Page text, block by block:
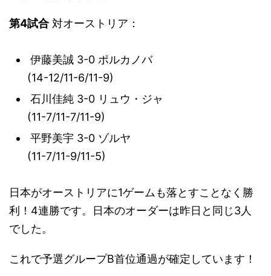
第4試合 対オーストリア：
伊藤美誠 3-0 ポルカノバ
(14-12/11-6/11-9)
石川佳純 3-0 リュウ・ジャ
(11-7/11-7/11-9)
平野美宇 3-0 ゾルヤ
(11-7/11-9/11-5)
日本がオーストリアに1ゲームも落とすことなく勝
利！4連勝です。日本のオーダーは昨日と同じ3人
でした。
これで予選グループB首位通過が確定しています！